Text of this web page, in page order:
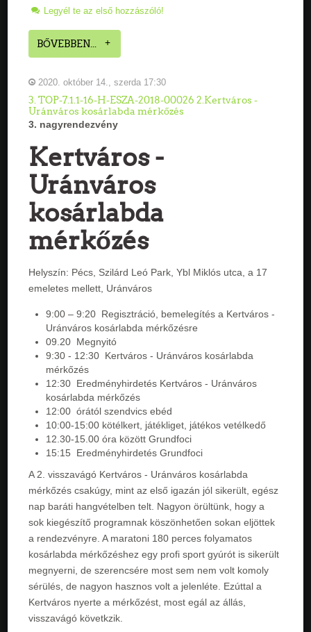
Legyél te az első hozzászóló!
BŐVEBBEN...
2020. október 14., szerda 17:30
3. TOP-7.1.1-16-H-ESZA-2018-00026 2.Kertváros -
Uránváros kosárlabda mérkőzés
3. nagyrendezvény
Kertváros -
Uránváros
kosárlabda
mérkőzés
Helyszín: Pécs, Szilárd Leó Park, Ybl Miklós utca, a 17
emeletes mellett, Uránváros
9:00 – 9:20 Regisztráció, bemelegítés a Kertváros -
Uránváros kosárlabda mérkőzésre
09.20 Megnyitó
9:30 - 12:30 Kertváros - Uránváros kosárlabda
mérkőzés
12:30 Eredményhirdetés Kertváros - Uránváros
kosárlabda mérkőzés
12:00 órától szendvics ebéd
10:00-15:00 kötélkert, játékliget, játékos vetélkedő
12.30-15.00 óra között Grundfoci
15:15 Eredményhirdetés Grundfoci
A 2. visszavágó Kertváros - Uránváros kosárlabda
mérkőzés csakúgy, mint az első igazán jól sikerült, egész
nap baráti hangvételben telt. Nagyon örültünk, hogy a
sok kiegészítő programnak köszönhetően sokan eljöttek
a rendezvényre. A maratoni 180 perces folyamatos
kosárlabda mérkőzéshez egy profi sport gyúrót is sikerült
megnyerni, de szerencsére most sem nem volt komoly
sérülés, de nagyon hasznos volt a jelenléte. Ezúttal a
Kertváros nyerte a mérkőzést, most egál az állás,
visszavágó követkzik.